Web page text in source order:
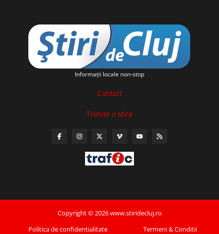
Informaţii locale non-stop
Contact
Trimite o stire
Copyright © 2026 www.stiridecluj.ro
Politica de confidentialitate
Termeni & Conditii